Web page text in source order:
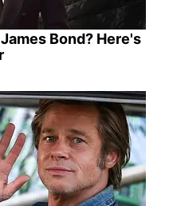
Bond? Here's